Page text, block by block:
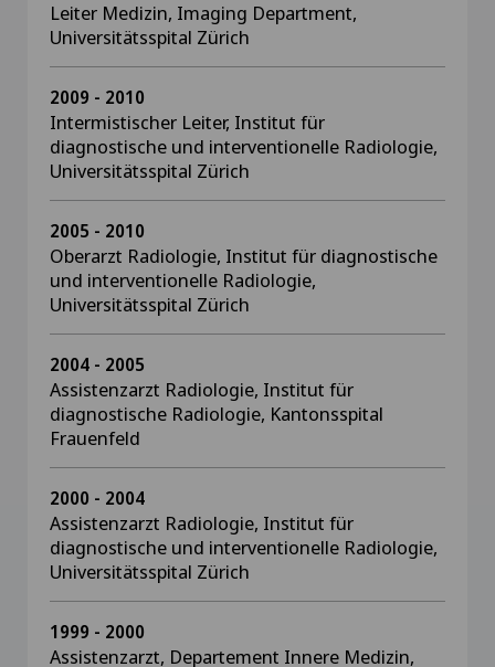
Leiter Medizin, Imaging Department,
Universitätsspital Zürich
2009 - 2010
Intermistischer Leiter, Institut für
diagnostische und interventionelle Radiologie,
Universitätsspital Zürich
2005 - 2010
Oberarzt Radiologie, Institut für diagnostische
und interventionelle Radiologie,
Universitätsspital Zürich
2004 - 2005
Assistenzarzt Radiologie, Institut für
diagnostische Radiologie, Kantonsspital
Frauenfeld
2000 - 2004
Assistenzarzt Radiologie, Institut für
diagnostische und interventionelle Radiologie,
Universitätsspital Zürich
1999 - 2000
Assistenzarzt, Departement Innere Medizin,